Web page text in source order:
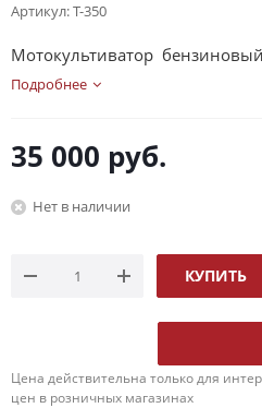
Артикул:T-350
Мотокультиватор бензиновый
Подробнее
35 000 руб.
Нет в наличии
КУПИТЬ
Цена действительна только для
цен в розничных магазинах